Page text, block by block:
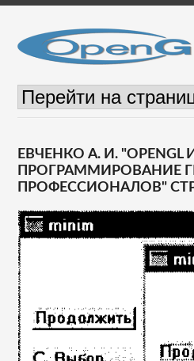
ЕВЧЕНКО А. И. "OPENGL
ПРОГРАММИРОВАНИЕ
ПРОФЕССИОНАЛОВ"